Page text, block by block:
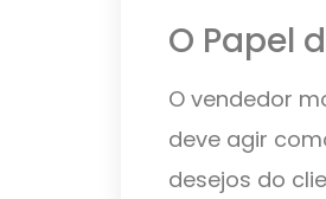
O Papel
O vendedor
deve agir
desejos do